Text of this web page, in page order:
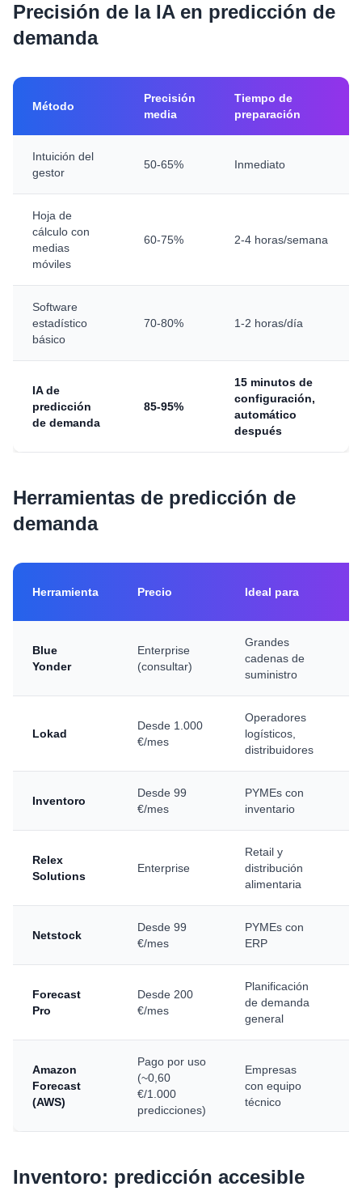
Precisión de la IA en predicción de
demanda
Método
Precisión
media
Tiempo de
preparación
Intuición del
gestor
50-65% Inmediato
Hoja de
cálculo con
medias
móviles
60-75% 2-4 horas/semana
Software
estadístico
básico
70-80% 1-2 horas/día
IA de
predicción
de demanda
85-95%
15 minutos de
configuración,
automático
después
Herramientas de predicción de
demanda
Herramienta Precio Ideal para
Blue
Yonder
Enterprise
(consultar)
Grandes
cadenas de
suministro
Lokad
Desde 1.000
€/mes
Operadores
logísticos,
distribuidores
Inventoro
Desde 99
€/mes
PYMEs con
inventario
Relex
Solutions
Enterprise
Retail y
distribución
alimentaria
Netstock
Desde 99
€/mes
PYMEs con
ERP
Forecast
Pro
Desde 200
€/mes
Planificación
de demanda
general
Amazon
Forecast
(AWS)
Pago por uso
(~0,60
€/1.000
predicciones)
Empresas
con equipo
técnico
Inventoro: predicción accesible